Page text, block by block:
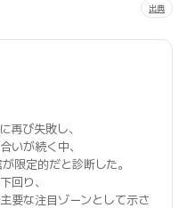
出典
再び失敗し、
いが続く中、
限定的だと診断した。
回り、
要な注目ゾーンとして示さ